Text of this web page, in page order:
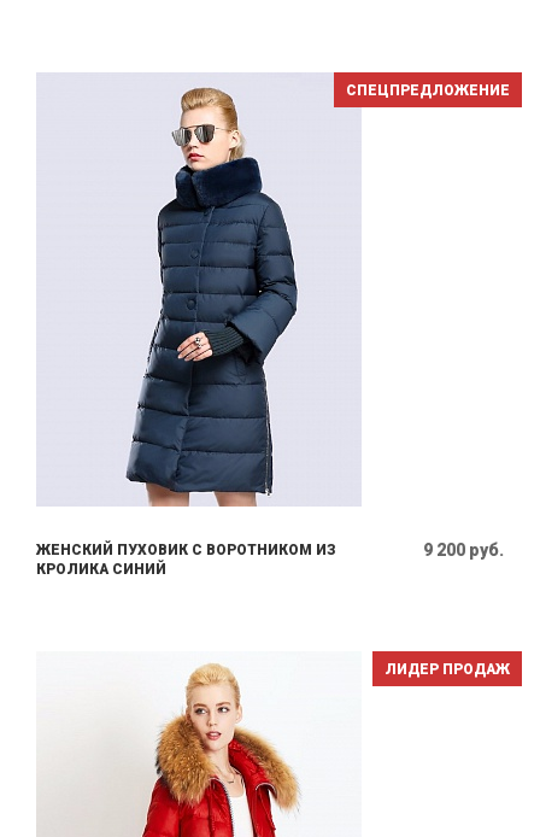
СПЕЦПРЕДЛОЖЕНИЕ
ЖЕНСКИЙ ПУХОВИК С ВОРОТНИКОМ ИЗ
КРОЛИКА СИНИЙ
9 200 руб.
ЛИДЕР ПРОДАЖ